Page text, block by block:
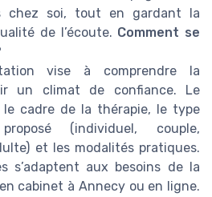
chez soi, tout en gardant la
de l’écoute. Comment se
vise à comprendre la
un climat de confiance. Le
le cadre de la thérapie, le type
proposé (individuel, couple,
et les modalités pratiques.
s’adaptent aux besoins de la
cabinet à Annecy ou en ligne.